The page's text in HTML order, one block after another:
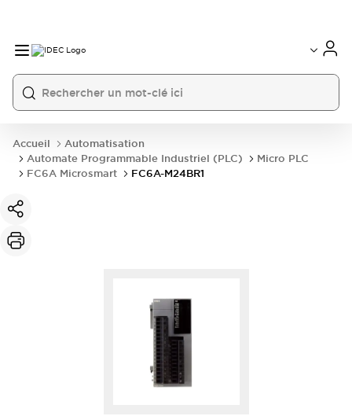
Accueil
Automatisation
Automate Programmable Industriel (PLC)
Micro PLC
FC6A Microsmart
FC6A-M24BR1